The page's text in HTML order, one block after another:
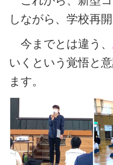
しながら、学校再
今までとは違う、
いくという覚悟と
ます。